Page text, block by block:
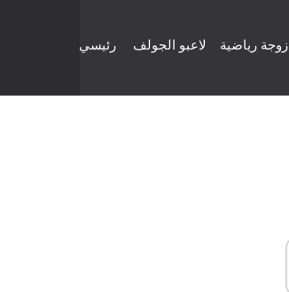
رئيسي لاعبو الجولف زوجة رياضية